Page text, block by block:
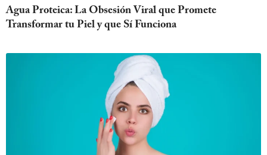
Agua Proteica: La Obsesión Viral que Promete
Transformar tu Piel y que Sí Funciona